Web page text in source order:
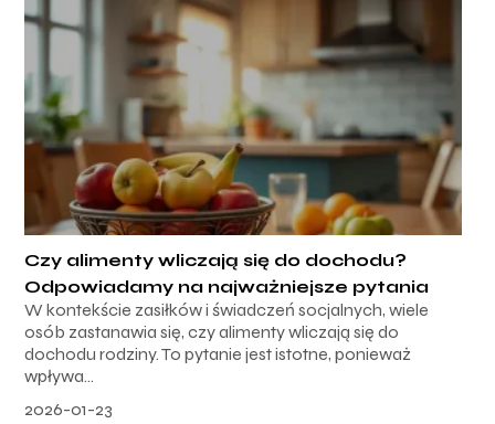
Czy alimenty wliczają się do dochodu?
Odpowiadamy na najważniejsze pytania
W kontekście zasiłków i świadczeń socjalnych, wiele
osób zastanawia się, czy alimenty wliczają się do
dochodu rodziny. To pytanie jest istotne, ponieważ
wpływa...
2026-01-23